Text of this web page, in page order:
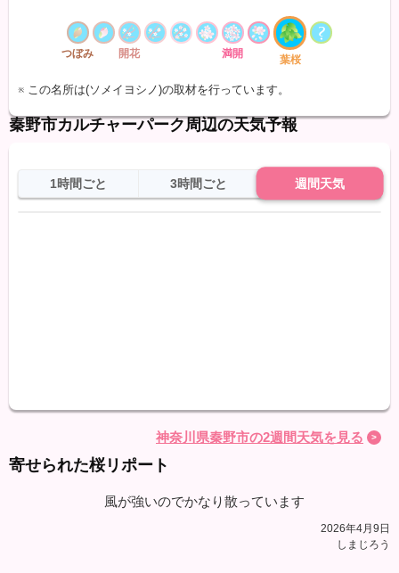
つぼみ 開花 満開 葉桜
※ この名所は(ソメイヨシノ)の取材を行っています。
秦野市カルチャーパーク周辺の天気予報
1時間ごと 3時間ごと 週間天気
神奈川県秦野市の2週間天気を見る
寄せられた桜リポート
風が強いのでかなり散っています
2026年4月9日
しまじろう